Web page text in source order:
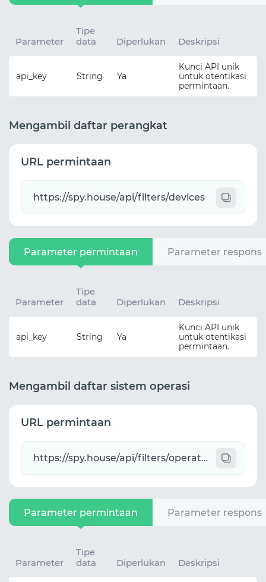
Parameter
Tipe
data
Diperlukan Deskripsi
api_key String Ya
Kunci API unik
untuk otentikasi
permintaan.
Mengambil daftar perangkat
URL permintaan
Parameter permintaan Parameter respons
Parameter
Tipe
data
Diperlukan Deskripsi
api_key String Ya
Kunci API unik
untuk otentikasi
permintaan.
Mengambil daftar sistem operasi
URL permintaan
Parameter permintaan Parameter respons
Parameter
Tipe
data
Diperlukan Deskripsi